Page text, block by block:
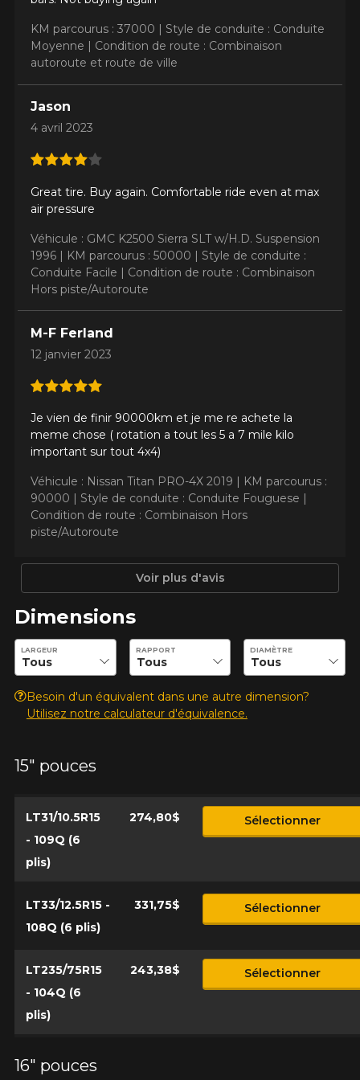
KM parcourus : 37000 | Style de conduite : Conduite
Moyenne | Condition de route : Combinaison
autoroute et route de ville
Jason
4 avril 2023
Great tire. Buy again. Comfortable ride even at max
air pressure
Véhicule : GMC K2500 Sierra SLT w/H.D. Suspension
1996 | KM parcourus : 50000 | Style de conduite :
Conduite Facile | Condition de route : Combinaison
Hors piste/Autoroute
M-F Ferland
12 janvier 2023
Je vien de finir 90000km et je me re achete la
meme chose ( rotation a tout les 5 a 7 mile kilo
important sur tout 4x4)
Véhicule : Nissan Titan PRO-4X 2019 |
KM parcourus :
90000 | Style de conduite : Conduite Fouguese |
Condition de route : Combinaison Hors
piste/Autoroute
Voir plus d'avis
Dimensions
Entrez les dimensions souhaitées pour vérifier la disponibilité
LARGEUR RAPPORT DIAMÈTRE
Besoin d'un équivalent dans une autre dimension?
Utilisez notre calculateur d'équivalence.
15" pouces
LT31/10.5R15
- 109Q (6
plis)
274,80$ Sélectionner
LT33/12.5R15 -
108Q (6 plis)
331,75$ Sélectionner
LT235/75R15
- 104Q (6
plis)
243,38$ Sélectionner
16" pouces
AJOUTER UN AVIS
Votre avis concernant le
SAISONS HOMOLOGUÉ
HIVER)
Nom
Courriel
Année
Modèle
Option
KM parcourus